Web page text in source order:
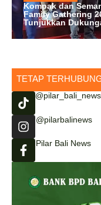
Kompak dan
Family Gathering
Tunjukkan
TETAP
@pilar_bali_news
@pilarbalinews
Pilar Bali News